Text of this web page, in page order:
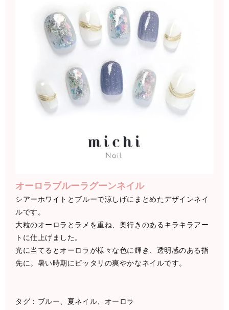
オーロラブルーラグーンネイル
シアーホワイトとブルーで涼しげにまとめたデザインネイ
ルです。
大粒のオーロラとラメを重ね、奥行きのあるキラキラアー
トに仕上げました。
光に当てるとオーロラが様々な色に輝き、透明感のある指
先に。暑い時期にピッタリの爽やかなネイルです。
タグ：ブルー、夏ネイル、オーロラ